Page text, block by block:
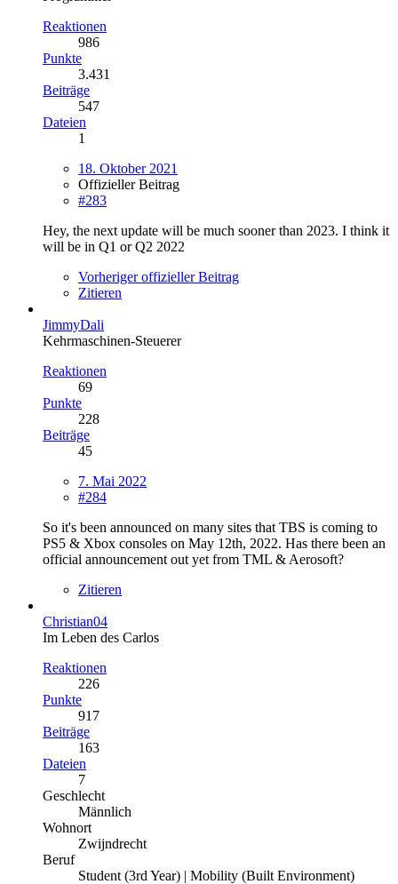
Reaktionen
986
Punkte
3.431
Beiträge
547
Dateien
1
18. Oktober 2021
Offizieller Beitrag
#283
Hey, the next update will be much sooner than 2023. I think it
will be in Q1 or Q2 2022
Vorheriger offizieller Beitrag
Zitieren
JimmyDali
Kehrmaschinen-Steuerer
Reaktionen
69
Punkte
228
Beiträge
45
7. Mai 2022
#284
So it's been announced on many sites that TBS is coming to
PS5 & Xbox consoles on May 12th, 2022. Has there been an
official announcement out yet from TML & Aerosoft?
Zitieren
Christian04
Im Leben des Carlos
Reaktionen
226
Punkte
917
Beiträge
163
Dateien
7
Geschlecht
Männlich
Wohnort
Zwijndrecht
Beruf
Student (3rd Year) | Mobility (Built Environment)